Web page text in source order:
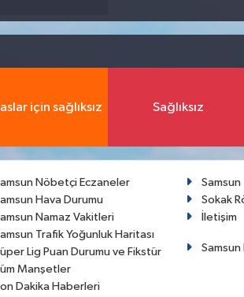
için sağlıksız Sağlıksız
Nöbetçi Eczaneler
Hava Durumu
Namaz Vakitleri
Trafik Yoğunluk Haritası
Lig Puan Durumu ve Fikstür
Manşetler
Dakika Haberleri
Samsun
Sokak
İletişim